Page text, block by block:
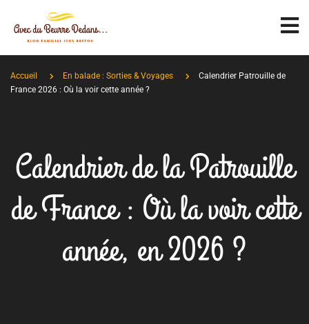
Accueil En balade : Sorties & Voyages
Calendrier Patrouille de
France 2026 : Où la voir cette année ?
Calendrier de la Patrouille
de France : Où la voir cette
année, en 2026 ?